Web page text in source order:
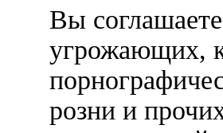
Вы
угрожающих,
розни и